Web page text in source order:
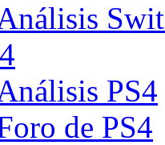
PS4
de PS4